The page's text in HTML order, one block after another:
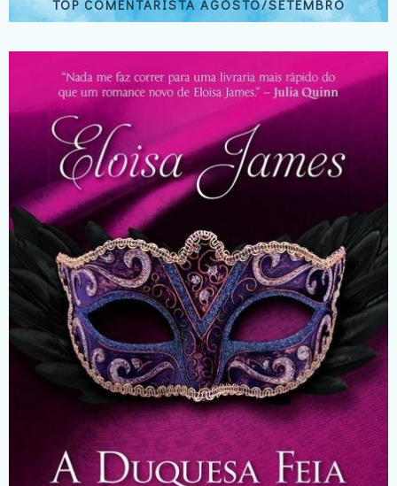
TOP COMENTARISTA AGOSTO/SETEMBRO